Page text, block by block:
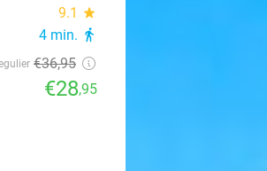
9.1 star
4 min. directions_walk
€36,95
€28,95